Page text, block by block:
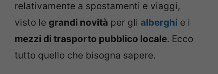
relativamente a spostamenti e viaggi,
visto le grandi novità per gli alberghi e i
mezzi di trasporto pubblico locale. Ecco
tutto quello che bisogna sapere.